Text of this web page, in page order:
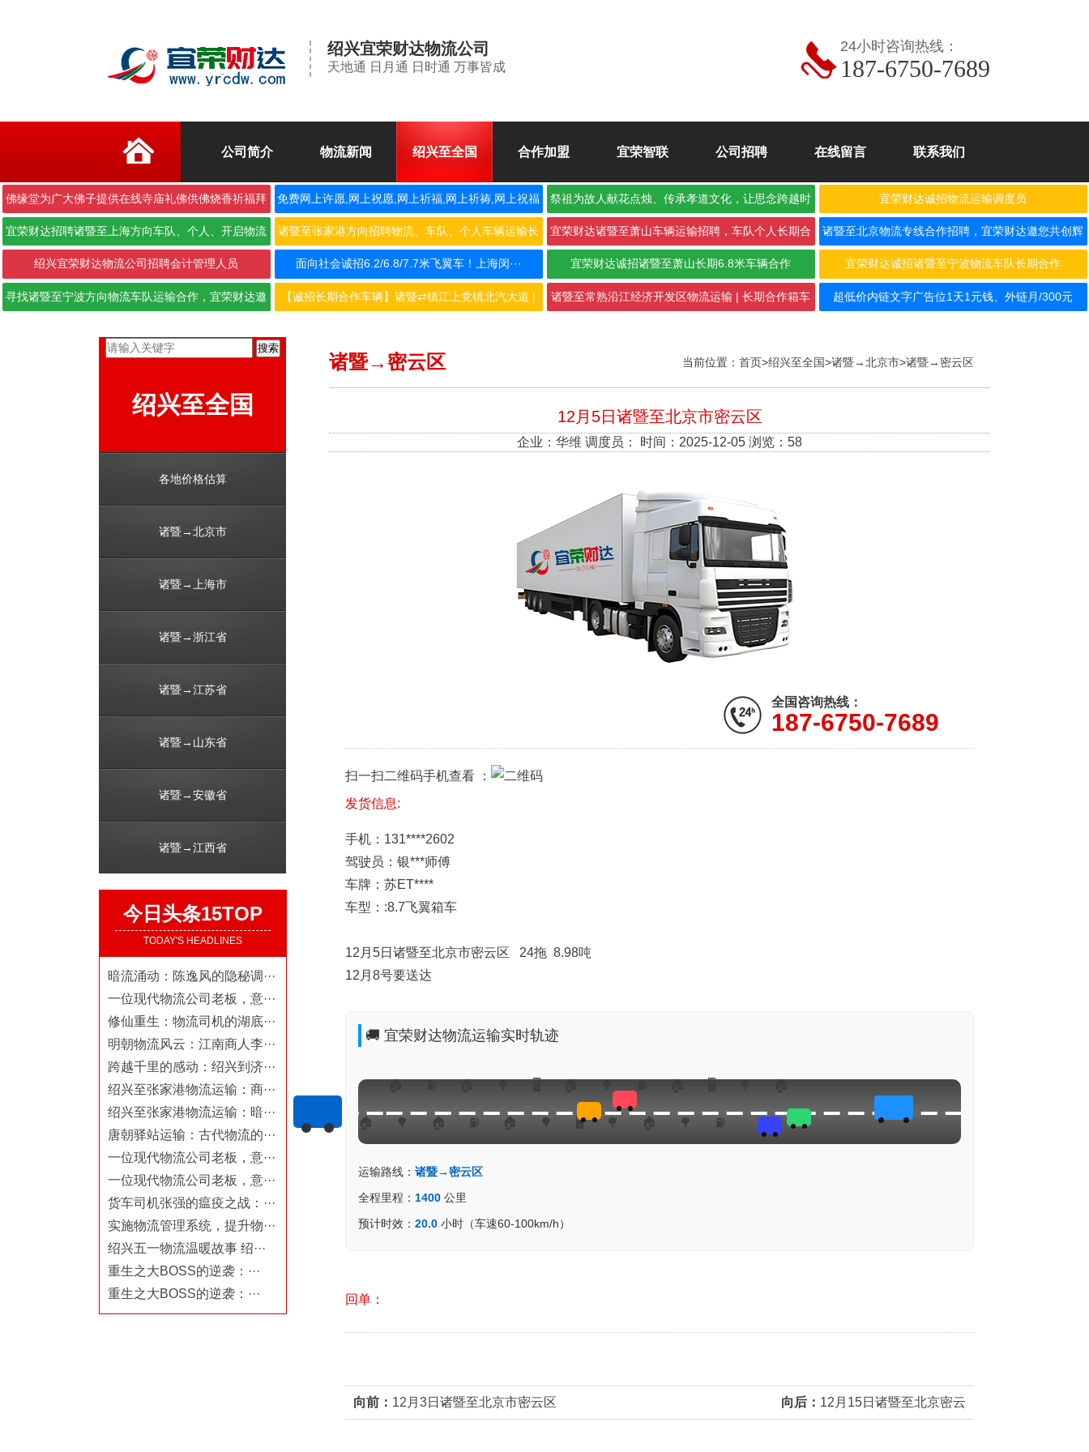
绍兴宜荣财达物流公司
天地通 日月通 日时通 万事皆成
24小时咨询热线：
187-6750-7689
公司简介 物流新闻 绍兴至全国 合作加盟 宜荣智联 公司招聘 在线留言 联系我们
佛缘堂为广大佛子提供在线寺庙礼佛供佛烧香祈福拜
佛
免费网上许愿,网上祝愿,网上祈福,网上祈祷,网上祝福 祭祖为故人献花点烛、传承孝道文化，让思念跨越时
空
宜荣财达诚招物流运输调度员
宜荣财达招聘诸暨至上海方向车队、个人、开启物流
合作···
诸暨至张家港方向招聘物流、车队、个人车辆运输长
期合···
宜荣财达诸暨至萧山车辆运输招聘，车队个人长期合
作，···
诸暨至北京物流专线合作招聘，宜荣财达邀您共创辉
煌！
绍兴宜荣财达物流公司招聘会计管理人员 面向社会诚招6.2/6.8/7.7米飞翼车！上海闵··· 宜荣财达诚招诸暨至萧山长期6.8米车辆合作 宜荣财达诚招诸暨至宁波物流车队长期合作
寻找诸暨至宁波方向物流车队运输合作，宜荣财达邀 【诚招长期合作车辆】诸暨⇄镇江上党镇北汽大道 | 诸暨至常熟沿江经济开发区物流运输 | 长期合作箱车 超低价内链文字广告位1天1元钱、外链月/300元
搜索
绍兴至全国
各地价格估算
诸暨→北京市
诸暨→上海市
诸暨→浙江省
诸暨→江苏省
诸暨→山东省
诸暨→安徽省
诸暨→江西省
今日头条15TOP
TODAY'S HEADLINES
暗流涌动：陈逸风的隐秘调···
一位现代物流公司老板，意···
修仙重生：物流司机的湖底···
明朝物流风云：江南商人李···
跨越千里的感动：绍兴到济···
绍兴至张家港物流运输：商···
绍兴至张家港物流运输：暗···
唐朝驿站运输：古代物流的···
一位现代物流公司老板，意···
一位现代物流公司老板，意···
货车司机张强的瘟疫之战：···
实施物流管理系统，提升物···
绍兴五一物流温暖故事 绍···
重生之大BOSS的逆袭：···
重生之大BOSS的逆袭：···
诸暨→密云区 当前位置： 首页>绍兴至全国>诸暨→北京市>诸暨→密云区
12月5日诸暨至北京市密云区
企业： 华维 调度员： 时间：2025-12-05 浏览：58
全国咨询热线：
187-6750-7689
扫一扫二维码手机查看 ：
发货信息:
手机：131****2602
驾驶员：银***师傅
车牌：苏ET****
车型：:8.7飞翼箱车
12月5日诸暨至北京市密云区 24拖 8.98吨
12月8号要送达
🚚 宜荣财达物流运输实时轨迹
运输路线： 诸暨→密云区
全程里程： 1400 公里
预计时效： 20.0 小时（车速60-100km/h）
回单：
向前： 12月3日诸暨至北京市密云区 向后： 12月15日诸暨至北京密云